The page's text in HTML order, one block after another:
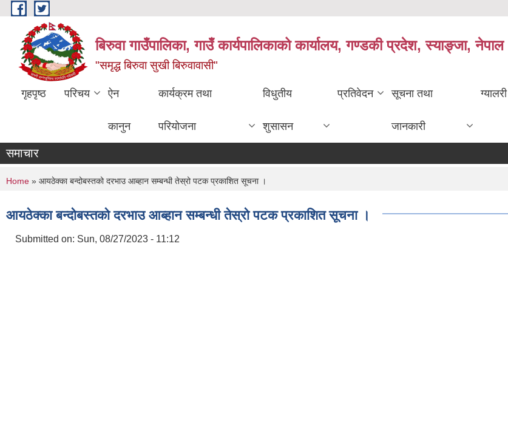
Skip to main content
बिरुवा गाउँपालिका, गाउँ कार्यपालिकाको कार्यालय, गण्डकी प्रदेश, स्याङ्जा, नेपाल
"समृद्ध बिरुवा सुखी बिरुवावासी"
गृहपृष्ठ परिचय ऐन
कानुन
कार्यक्रम तथा
परियोजना
विधुतीय
शुसासन
प्रतिवेदन सूचना तथा
जानकारी
ग्यालरी
समाचार
You are here
Home » आयठेक्का बन्दोबस्तको दरभाउ आब्हान सम्बन्धी तेस्रो पटक प्रकाशित सूचना ।
आयठेक्का बन्दोबस्तको दरभाउ आब्हान सम्बन्धी तेस्रो पटक प्रकाशित सूचना ।
Submitted on: Sun, 08/27/2023 - 11:12